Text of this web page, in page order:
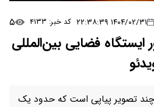
۱۴۰۴/۰۲/۳۱ ۲۲:۳۸:۳۹ کد خبر: ۴۱۳۳ ۵
ایستگاه فضایی بین‌المللی
چند تصویر پیاپی است که حدود یک